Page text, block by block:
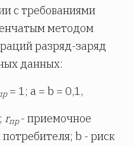
с требованиями
методом
разряд-заряд
данных:
= 1; a = b = 0,1,
rпр- приемочное
b - риск